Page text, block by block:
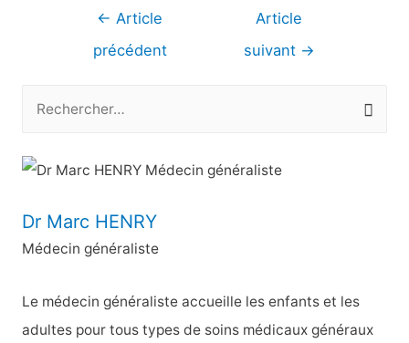
Navigation
← Article
précédent
Article
suivant →
c
e
r
h
e
Dr Marc HENRY
Médecin généraliste
Le médecin généraliste accueille les enfants et les
adultes pour tous types de soins médicaux généraux